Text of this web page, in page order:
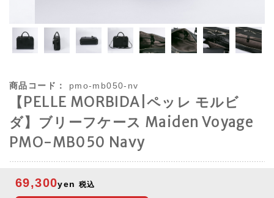
商品コード： pmo-mb050-nv
【PELLE MORBIDA|ペッレ モルビ
ダ】ブリーフケース Maiden Voyage
PMO-MB050 Navy
69,300yen 税込